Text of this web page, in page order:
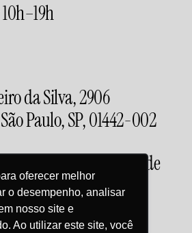
oferecer melhor
o desempenho, analisar
nosso site e
Ao utilizar este site, você
da Silva, 2906
Paulo, SP, 01442-002
e o calendário de
da Silva, 2906
Paulo, SP, 01442-002
e o calendário de
da Claraboia.